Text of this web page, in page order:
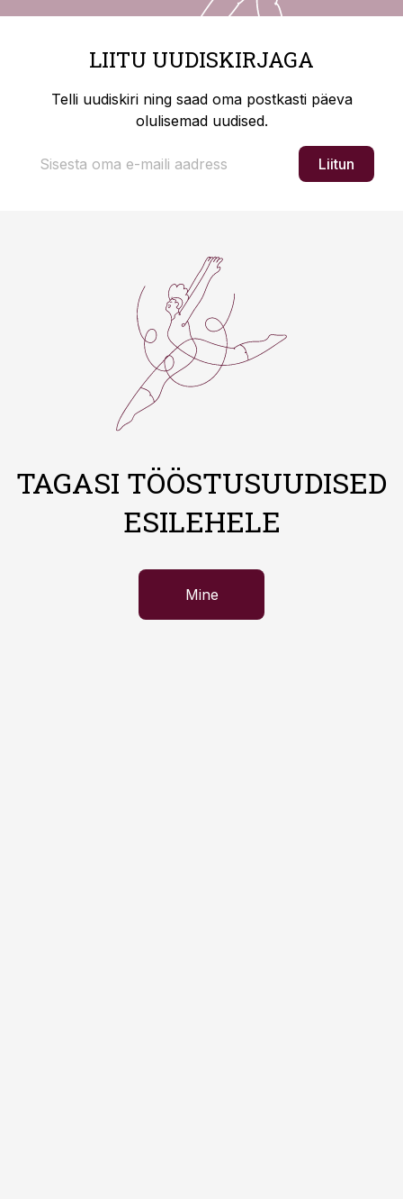
LIITU UUDISKIRJAGA
Telli uudiskiri ning saad oma postkasti päeva
olulisemad uudised.
Liitun
TAGASI TÖÖSTUSUUDISED
ESILEHELE
Mine